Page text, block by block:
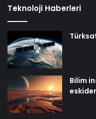
Teknoloji Haberleri
Bilim